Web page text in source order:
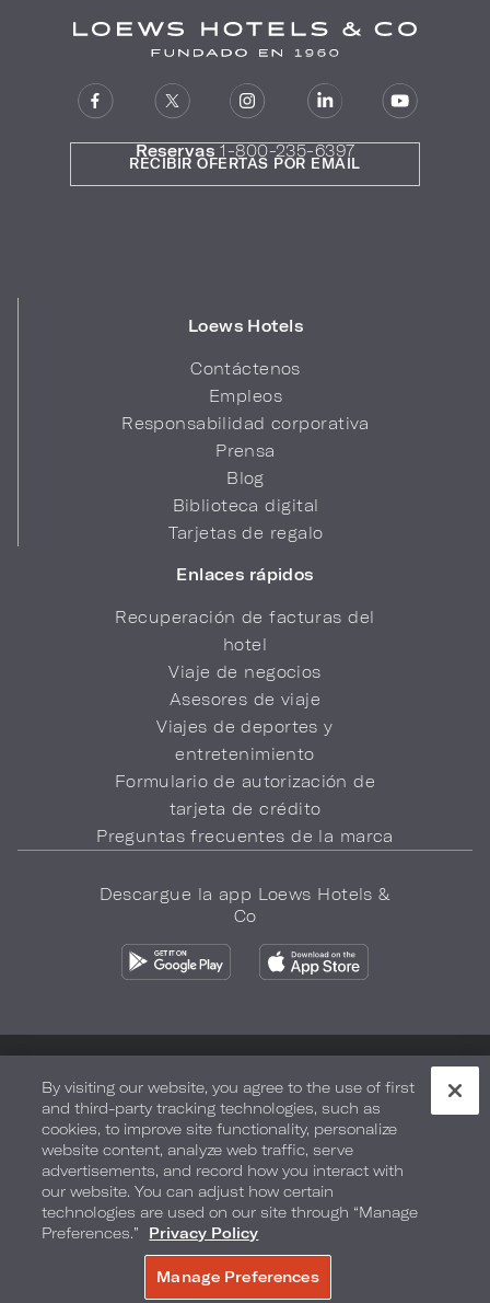
Reservas 1-800-235-6397
Loews Hotels
Contáctenos
Empleos
Responsabilidad corporativa
Prensa
Blog
Biblioteca digital
Tarjetas de regalo
Enlaces rápidos
Recuperación de facturas del
hotel
Viaje de negocios
Asesores de viaje
Viajes de deportes y
entretenimiento
Formulario de autorización de
tarjeta de crédito
Preguntas frecuentes de la marca
RECIBIR OFERTAS POR EMAIL
Descargue la app Loews Hotels &
Co
Seguridad y bienestar Términos de Uso Accesibilidad
Mapa del sitio Sus opciones de privacidad
DERECHOS DE AUTOR 2026.LOEWS HOTELS & CO
By visiting our website, you agree to the use of first
and third-party tracking technologies, such as
cookies, to improve site functionality, personalize
website content, analyze web traffic, serve
advertisements, and record how you interact with
our website. You can adjust how certain
technologies are used on our site through “Manage
Preferences.”
Privacy Policy
Manage Preferences